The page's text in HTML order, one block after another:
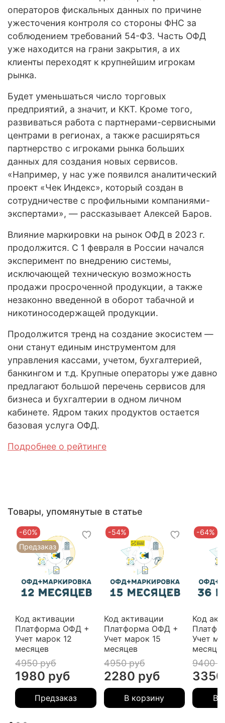
операторов фискальных данных по причине
ужесточения контроля со стороны ФНС за
соблюдением требований 54-ФЗ. Часть ОФД
уже находится на грани закрытия, а их
клиенты переходят к крупнейшим игрокам
рынка.
Будет уменьшаться число торговых
предприятий, а значит, и ККТ. Кроме того,
развиваться работа с партнерами-сервисными
центрами в регионах, а также расширяться
партнерство с игроками рынка больших
данных для создания новых сервисов.
«Например, у нас уже появился аналитический
проект «Чек Индекс», который создан в
сотрудничестве с профильными компаниями-
экспертами», — рассказывает Алексей Баров.
Влияние маркировки на рынок ОФД в 2023 г.
продолжится. С 1 февраля в России начался
эксперимент по внедрению системы,
исключающей техническую возможность
продажи просроченной продукции, а также
незаконно введенной в оборот табачной и
никотиносодержащей продукции.
Продолжится тренд на создание экосистем —
они станут единым инструментом для
управления кассами, учетом, бухгалтерией,
банкингом и т.д. Крупные операторы уже давно
предлагают большой перечень сервисов для
бизнеса и бухгалтерии в одном личном
кабинете. Ядром таких продуктов остается
базовая услуга ОФД.
Подробнее о рейтинге
Товары, упомянутые в статье
-60%
Предзаказ
Код активации
Платформа ОФД +
Учет марок 12
месяцев
4950 руб
1980 руб
Предзаказ
-54%
Код активации
Платформа ОФД +
Учет марок 15
месяцев
4950 руб
2280 руб
В корзину
-64%
Код
Учет
9400
В